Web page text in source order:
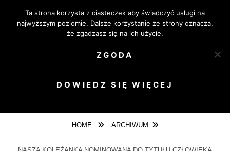
OPOLSKIE
TOWARZYSTWO
FOTOGRAFICZNE
HOME ARCHIWUM
Ta strona korzysta z ciasteczek aby świadczyć usługi na
najwyższym poziomie. Dalsze korzystanie ze strony oznacza,
że zgadzasz się na ich użycie.
ZGODA
DOWIEDZ SIĘ WIĘCEJ